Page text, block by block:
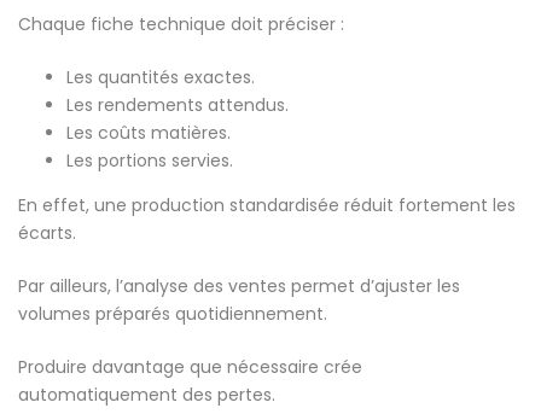
Chaque fiche technique doit préciser :
Les quantités exactes.
Les rendements attendus.
Les coûts matières.
Les portions servies.
En effet, une production standardisée réduit fortement les
écarts.
Par ailleurs, l’analyse des ventes permet d’ajuster les
volumes préparés quotidiennement.
Produire davantage que nécessaire crée
automatiquement des pertes.